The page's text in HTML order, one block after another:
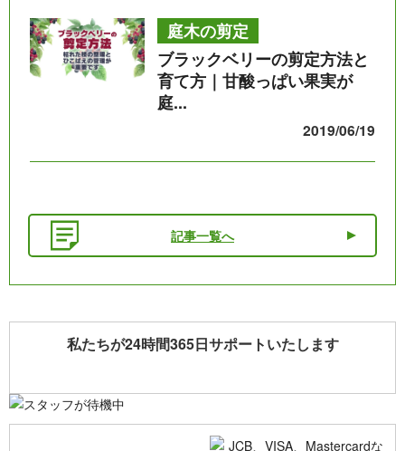
庭木の剪定
ブラックベリーの剪定方法と
育て方｜甘酸っぱい果実が
庭...
2019/06/19
記事一覧へ
私たちが24時間365日サポートいたします